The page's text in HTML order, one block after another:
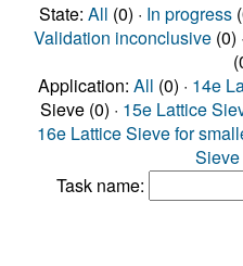
State: All (0) · In progress
Validation inconclusive(0) ·
Application: All (0) · 14e
Sieve (0) · 15e Lattice
16e Lattice Sieve for
Task name: